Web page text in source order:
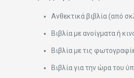
Ανθεκτικά βιβλία (από
Βιβλία με ανοίγματα ή
Βιβλία με τις
Βιβλία για την ώρα του